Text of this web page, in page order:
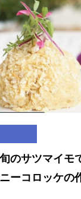
のサツマイモ
ーコロッケの